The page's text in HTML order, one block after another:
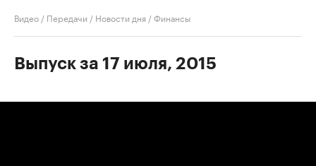
Видео / Передачи / Новости дня /Финансы
Выпуск за 17 июля, 2015